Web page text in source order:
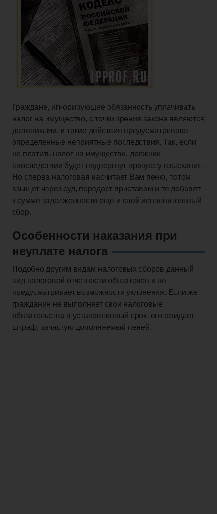
Налоги
взносы
Право
Закрытие
бизнеса
Граждане, игнорирующие обязанность уплачивать
налог на имущество, с точки зрения закона являются
должниками, и такие действия предусматривают
определенные неприятные последствия. Так, если
не платить налог на имущество, должник
впоследствии будет подвергнут процессу взыскания.
Но сперва налоговая насчитает Вам пеню, потом
взыщет через суд, передаст приставам и те добавят
к сумме задолженности еще и свой исполнительный
сбор.
Особенности наказания при
неуплате налога
Подобно другим видам налоговых сборов данный
вид налоговой отчетности обязателен и не
предусматривает возможности уклонения. Если же
гражданин не выполняет свои налоговые
обязательства в установленный срок, его ожидает
штраф, зачастую дополняемый пеней.